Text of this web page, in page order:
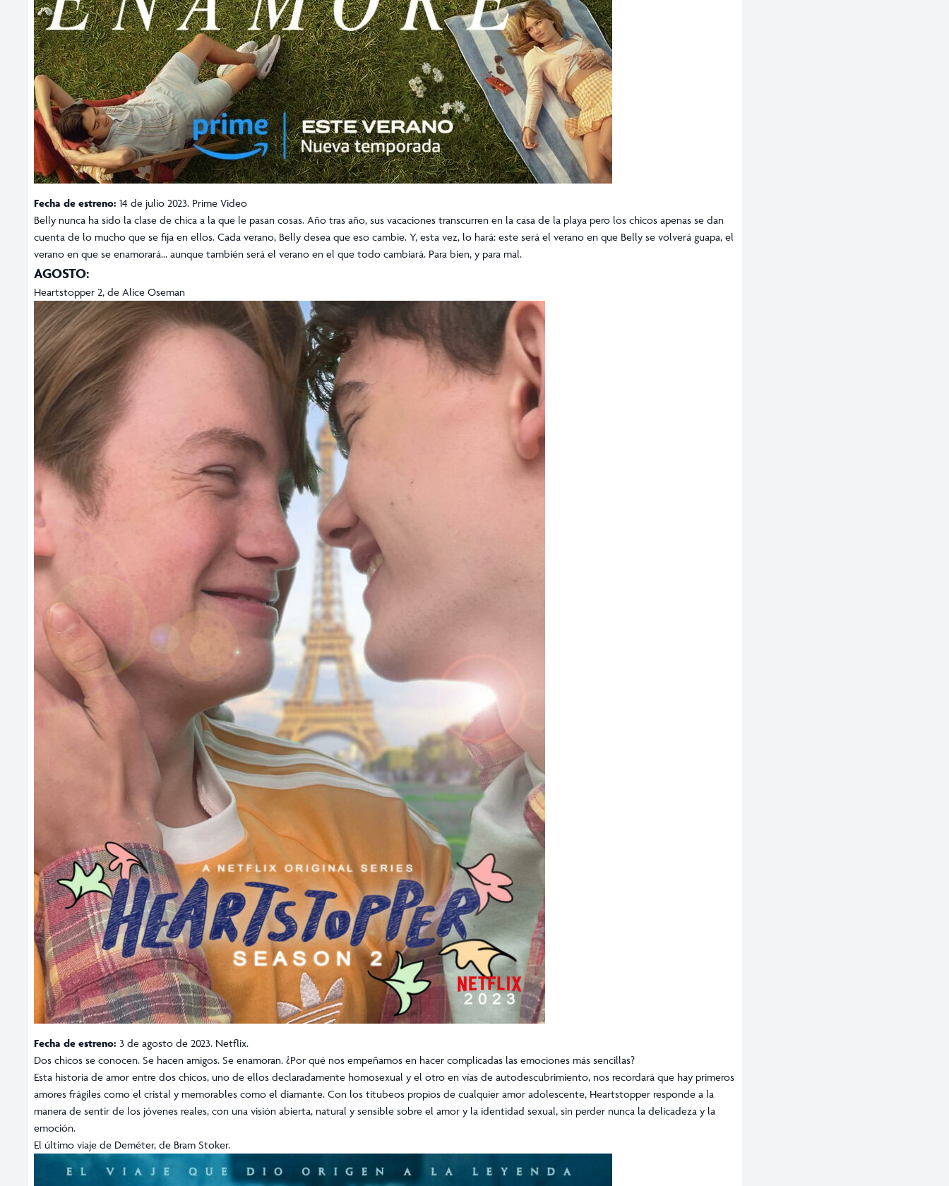
Fecha de estreno: 14 de julio 2023. Prime Video
Belly nunca ha sido la clase de chica a la que le pasan cosas. Año tras año, sus vacaciones transcurren en la casa de la playa pero los chicos apenas se dan
cuenta de lo mucho que se fija en ellos. Cada verano, Belly desea que eso cambie. Y, esta vez, lo hará: este será el verano en que Belly se volverá guapa, el
verano en que se enamorará… aunque también será el verano en el que todo cambiará. Para bien, y para mal.
AGOSTO:
Heartstopper 2, de Alice Oseman
Fecha de estreno: 3 de agosto de 2023. Netflix.
Dos chicos se conocen. Se hacen amigos. Se enamoran. ¿Por qué nos empeñamos en hacer complicadas las emociones más sencillas?
Esta historia de amor entre dos chicos, uno de ellos declaradamente homosexual y el otro en vías de autodescubrimiento, nos recordará que hay primeros
amores frágiles como el cristal y memorables como el diamante. Con los titubeos propios de cualquier amor adolescente, Heartstopper responde a la
manera de sentir de los jóvenes reales, con una visión abierta, natural y sensible sobre el amor y la identidad sexual, sin perder nunca la delicadeza y la
emoción.
El último viaje de Deméter, de Bram Stoker.